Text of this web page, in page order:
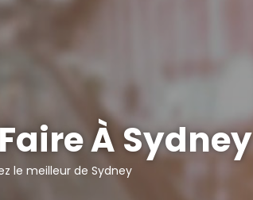
À Sydney
le meilleur de Sydney